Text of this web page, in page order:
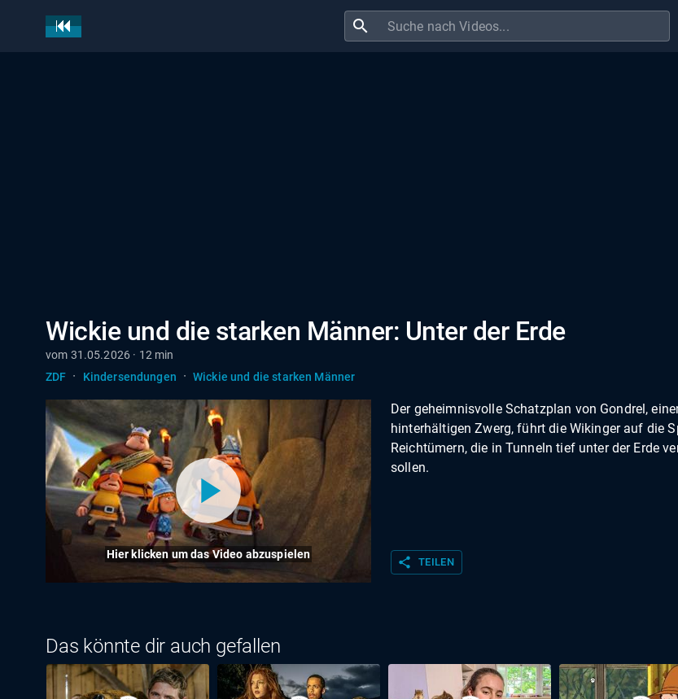
search
Wickie und die starken Männer: Unter der Erde
vom 31.05.2026 · 12 min
ZDF · Kindersendungen · Wickie und die starken Männer
Hier klicken um das Video abzuspielen
Der geheimnisvolle Schatzplan von Gondrel,
hinterhältigen Zwerg, führt die Wikinger auf die
Reichtümern, die in Tunneln tief unter der Erde
sollen.
share TEILEN
Das könnte dir auch gefallen